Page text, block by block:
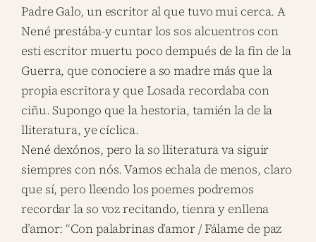
Padre Galo, un escritor al que tuvo mui cerca. A
Nené prestába-y cuntar los sos alcuentros con
esti escritor muertu poco dempués de la fin de la
Guerra, que conociere a so madre más que la
propia escritora y que Losada recordaba con
ciñu. Supongo que la hestoria, tamién la de la
lliteratura, ye cíclica.
Nené dexónos, pero la so lliteratura va siguir
siempres con nós. Vamos echala de menos, claro
que sí, pero lleendo los poemes podremos
recordar la so voz recitando, tienra y enllena
d’amor: “Con palabrinas d’amor / Fálame de paz